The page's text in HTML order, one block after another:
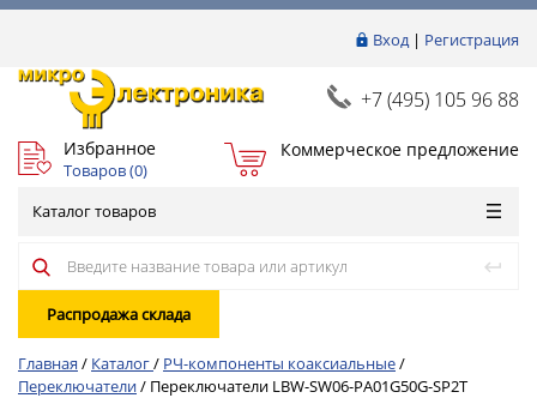
Вход| Регистрация
+7 (495) 105 96 88
Избранное
Товаров (0)
Коммерческое предложение
Каталог товаров
Распродажа склада
Главная / Каталог/ РЧ-компоненты коаксиальные/
Переключатели/ Переключатели LBW-SW06-PA01G50G-SP2T